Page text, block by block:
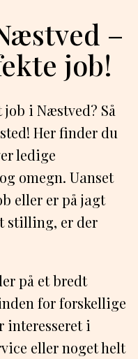
–
job!
i Næstved? Så
Her finder du
ledige
omegn. Uanset
eller er på jagt
stilling, er der
på et bredt
for forskellige
interesseret i
eller noget helt